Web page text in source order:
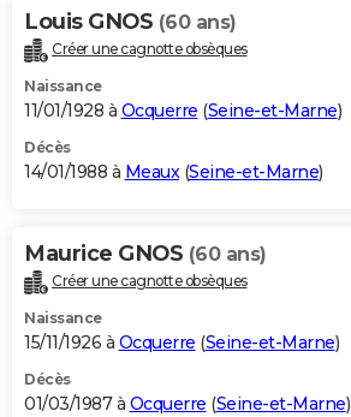
Louis GNOS (60 ans)
Créer une cagnotte obsèques
Naissance
11/01/1928 à Ocquerre (Seine-et-Marne)
Décès
14/01/1988 à Meaux(Seine-et-Marne)
Maurice GNOS (60 ans)
Créer une cagnotte obsèques
Naissance
15/11/1926 à Ocquerre (Seine-et-Marne)
Décès
01/03/1987 à Ocquerre (Seine-et-Marne)